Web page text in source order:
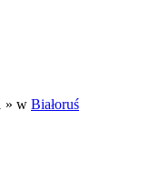
» w Białoruś